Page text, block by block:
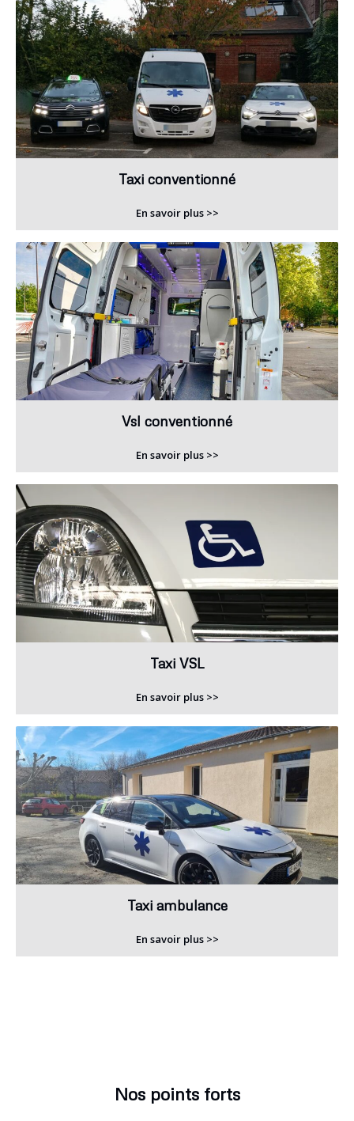
Taxi conventionné
En savoir plus >>
Vsl conventionné
En savoir plus >>
Taxi VSL
En savoir plus >>
Taxi ambulance
En savoir plus >>
Nos points forts